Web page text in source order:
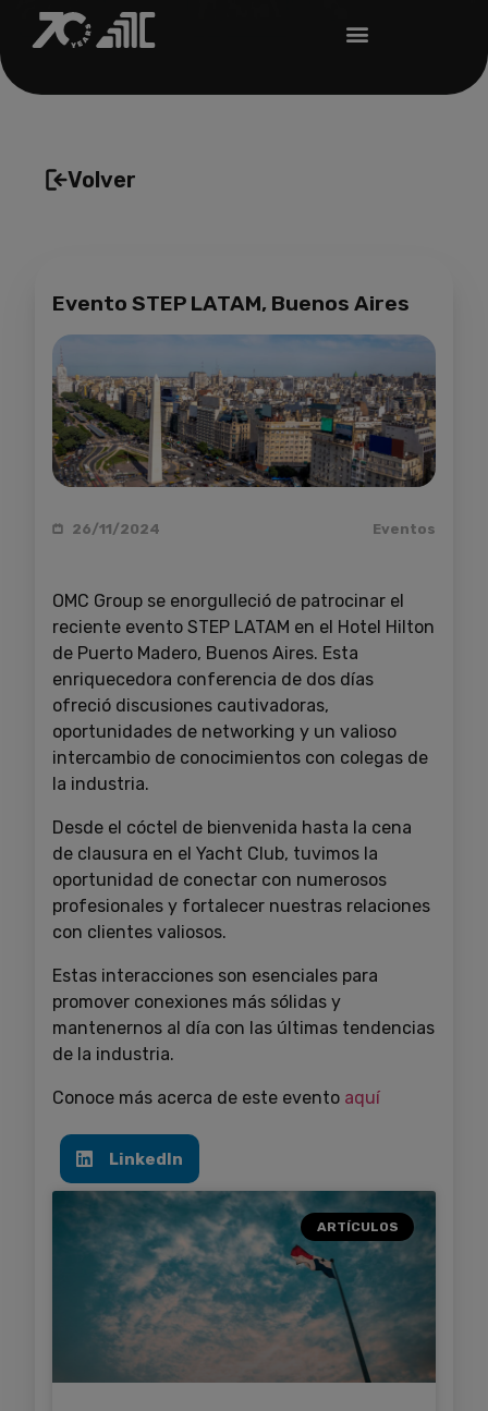
Volver
Evento STEP LATAM, Buenos Aires
26/11/2024 Eventos
OMC Group se enorgulleció de patrocinar el
reciente evento STEP LATAM en el Hotel Hilton
de Puerto Madero, Buenos Aires. Esta
enriquecedora conferencia de dos días
ofreció discusiones cautivadoras,
oportunidades de networking y un valioso
intercambio de conocimientos con colegas de
la industria.
Desde el cóctel de bienvenida hasta la cena
de clausura en el Yacht Club, tuvimos la
oportunidad de conectar con numerosos
profesionales y fortalecer nuestras relaciones
con clientes valiosos.
Estas interacciones son esenciales para
promover conexiones más sólidas y
mantenernos al día con las últimas tendencias
de la industria.
Conoce más acerca de este evento aquí
LinkedIn
ARTÍCULOS